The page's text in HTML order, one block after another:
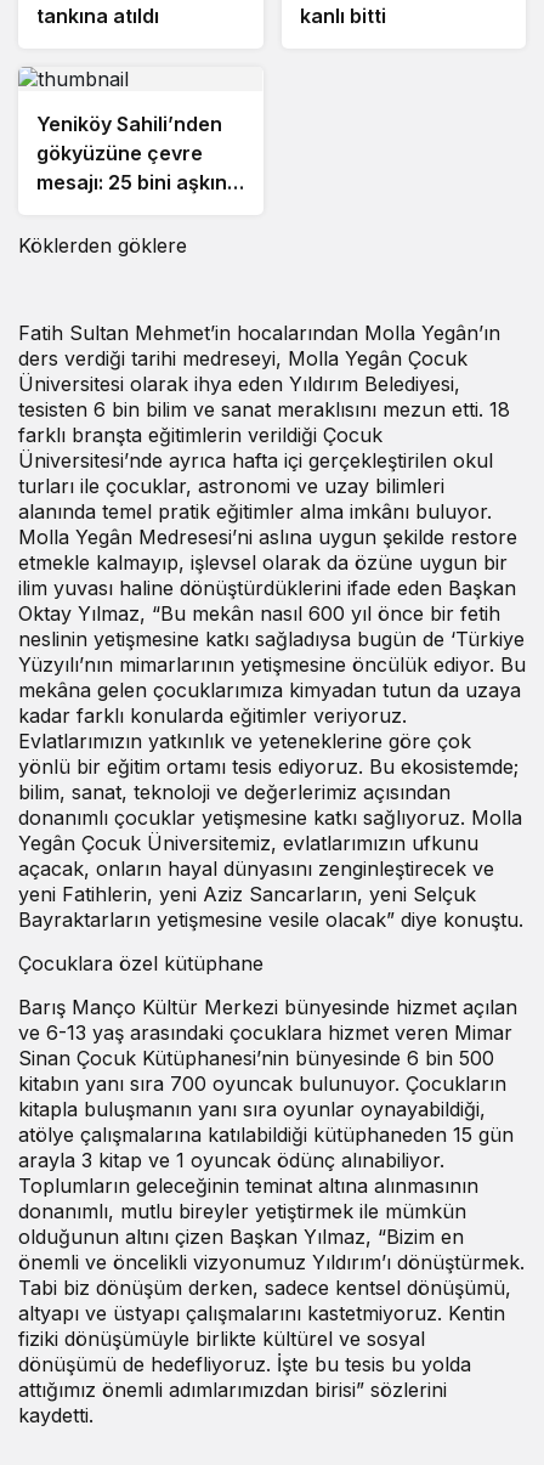
tankına atıldı
kanlı bitti
Yeniköy Sahili’nden
gökyüzüne çevre
mesajı: 25 bini aşkın
Yağmuru’nu izledi
Köklerden göklere
Fatih Sultan Mehmet’in hocalarından Molla Yegân’ın
ders verdiği tarihi medreseyi, Molla Yegân Çocuk
Üniversitesi olarak ihya eden Yıldırım Belediyesi,
tesisten 6 bin bilim ve sanat meraklısını mezun etti. 18
farklı branşta eğitimlerin verildiği Çocuk
Üniversitesi’nde ayrıca hafta içi gerçekleştirilen okul
turları ile çocuklar, astronomi ve uzay bilimleri
alanında temel pratik eğitimler alma imkânı buluyor.
Molla Yegân Medresesi’ni aslına uygun şekilde restore
etmekle kalmayıp, işlevsel olarak da özüne uygun bir
ilim yuvası haline dönüştürdüklerini ifade eden Başkan
Oktay Yılmaz, “Bu mekân nasıl 600 yıl önce bir fetih
neslinin yetişmesine katkı sağladıysa bugün de ‘Türkiye
Yüzyılı’nın mimarlarının yetişmesine öncülük ediyor. Bu
mekâna gelen çocuklarımıza kimyadan tutun da uzaya
kadar farklı konularda eğitimler veriyoruz.
Evlatlarımızın yatkınlık ve yeteneklerine göre çok
yönlü bir eğitim ortamı tesis ediyoruz. Bu ekosistemde;
bilim, sanat, teknoloji ve değerlerimiz açısından
donanımlı çocuklar yetişmesine katkı sağlıyoruz. Molla
Yegân Çocuk Üniversitemiz, evlatlarımızın ufkunu
açacak, onların hayal dünyasını zenginleştirecek ve
yeni Fatihlerin, yeni Aziz Sancarların, yeni Selçuk
Bayraktarların yetişmesine vesile olacak” diye konuştu.
Çocuklara özel kütüphane
Barış Manço Kültür Merkezi bünyesinde hizmet açılan
ve 6-13 yaş arasındaki çocuklara hizmet veren Mimar
Sinan Çocuk Kütüphanesi’nin bünyesinde 6 bin 500
kitabın yanı sıra 700 oyuncak bulunuyor. Çocukların
kitapla buluşmanın yanı sıra oyunlar oynayabildiği,
atölye çalışmalarına katılabildiği kütüphaneden 15 gün
arayla 3 kitap ve 1 oyuncak ödünç alınabiliyor.
Toplumların geleceğinin teminat altına alınmasının
donanımlı, mutlu bireyler yetiştirmek ile mümkün
olduğunun altını çizen Başkan Yılmaz, “Bizim en
önemli ve öncelikli vizyonumuz Yıldırım’ı dönüştürmek.
Tabi biz dönüşüm derken, sadece kentsel dönüşümü,
altyapı ve üstyapı çalışmalarını kastetmiyoruz. Kentin
fiziki dönüşümüyle birlikte kültürel ve sosyal
dönüşümü de hedefliyoruz. İşte bu tesis bu yolda
attığımız önemli adımlarımızdan birisi” sözlerini
kaydetti.